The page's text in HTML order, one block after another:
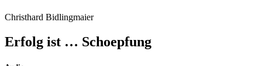
Christhard Bidlingmaier
Erfolg ist … Schoepfung